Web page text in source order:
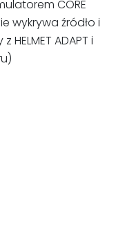
CORE
wykrywa źródło i
ADAPT i